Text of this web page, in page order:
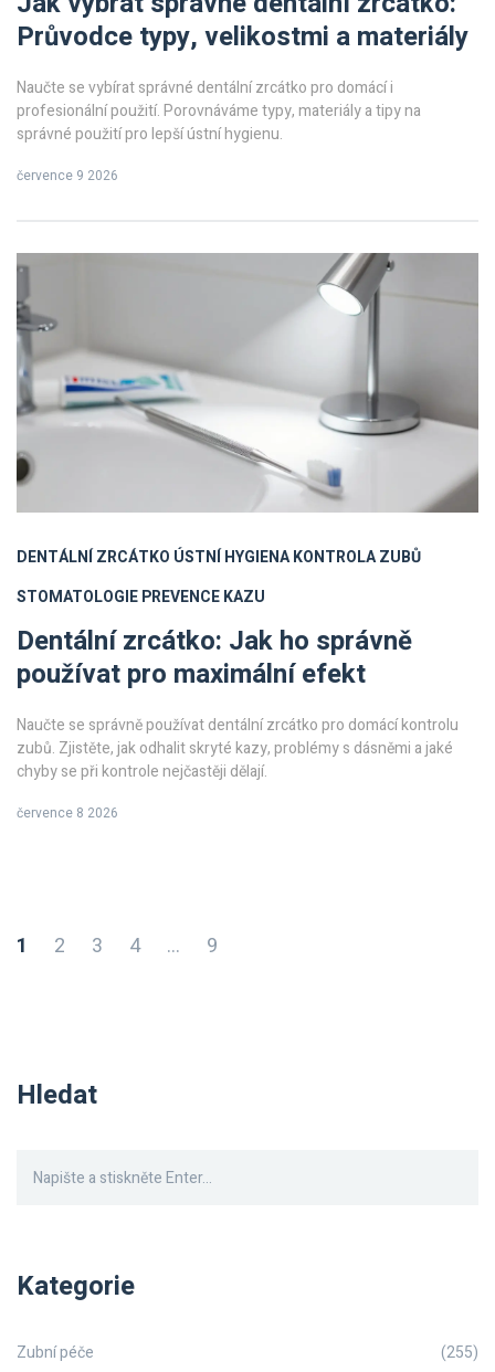
Průvodce typy, velikostmi a materiály
Naučte se vybírat správné dentální zrcátko pro domácí i
profesionální použití. Porovnáváme typy, materiály a tipy na
správné použití pro lepší ústní hygienu.
července 9 2026
DENTÁLNÍ ZRCÁTKO ÚSTNÍ HYGIENAKONTROLA ZUBŮ
STOMATOLOGIEPREVENCE KAZU
Dentální zrcátko: Jak ho správně
používat pro maximální efekt
Naučte se správně používat dentální zrcátko pro domácí kontrolu
zubů. Zjistěte, jak odhalit skryté kazy, problémy s dásněmi a jaké
chyby se při kontrole nejčastěji dělají.
července 8 2026
1 2 3 4 … 9
Hledat
Kategorie
Zubní péče (255)